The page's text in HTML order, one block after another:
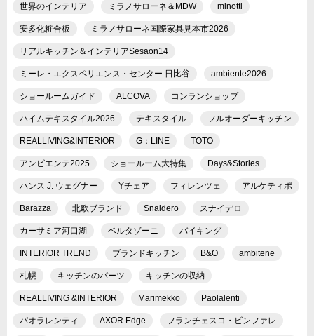
世界のインテリア ミラノサローネ＆MDW minotti
安多化粧合板 ミラノサローネ国際家具見本市2026
リアルキッチン＆インテリアSesaon14
ミーレ・エクスペリエンス・センター 日比谷 ambiente2026
ショールームガイド ALCOVA コンランショップ
ハイムテキスタイル2026 テキスタイル フルオーダーキッチン
REALLIVING&INTERIOR G：LINE TOTO
アンビエンテ2025 ショールーム大特集 Days&Stories
ハンス J. ウェグナー Yチェア フィレンツェ アルケティポ
Barazza 北欧ブランド Snaidero スナイデロ
カーサミア河口湖 ベルタゾーニ バイキング
INTERIOR TREND ブランドキッチン B&O ambitene
札幌 キッチンのパーツ キッチンの収納
REALLIVING &INTERIOR Marimekko Paolalenti
パオラレンティ AXOR Edge フランチェスコ・ビンファレ